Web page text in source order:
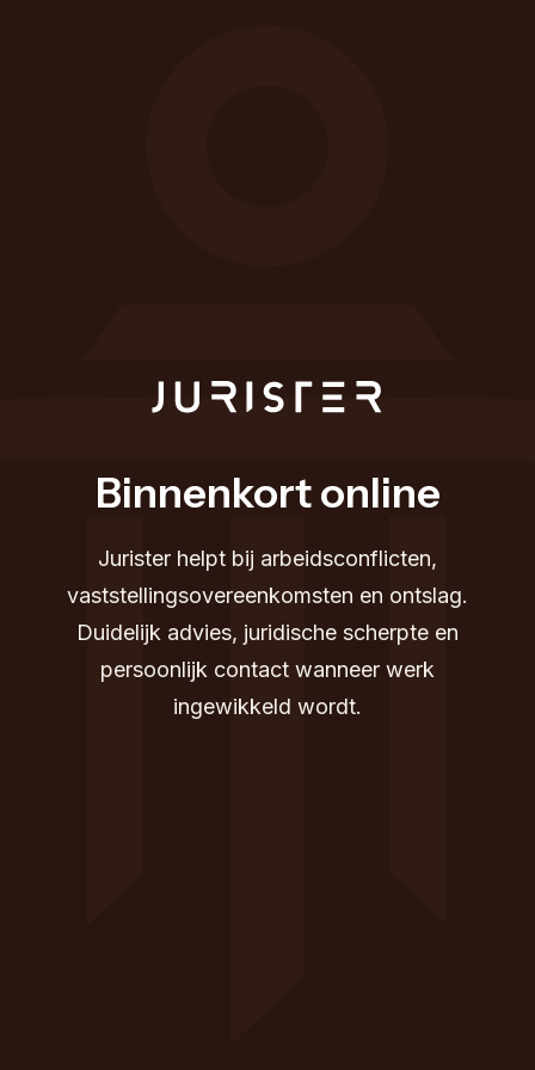
Binnenkort online
Jurister helpt bij arbeidsconflicten,
vaststellingsovereenkomsten en ontslag.
Duidelijk advies, juridische scherpte en
persoonlijk contact wanneer werk
ingewikkeld wordt.